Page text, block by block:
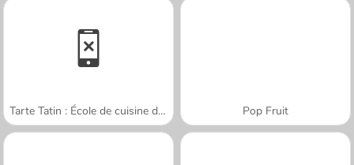
Tarte Tatin : École de cuisine de Sara Pop Fruit